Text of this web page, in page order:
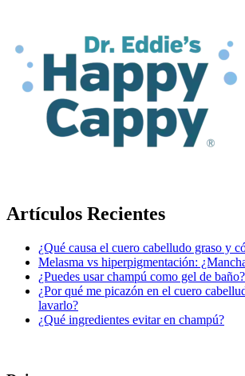
Artículos Recientes
¿Qué causa el cuero cabelludo graso y
Melasma vs hiperpigmentación:
¿Puedes usar champú como gel de baño?
¿Por qué me picazón en el cuero
lavarlo?
¿Qué ingredientes evitar en champú?